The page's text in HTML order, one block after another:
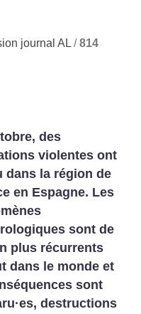
journal AL /814
des
violentes ont
dans la région de
en Espagne. Les
sont de
plus récurrents
dans le monde et
sont
·es, destructions